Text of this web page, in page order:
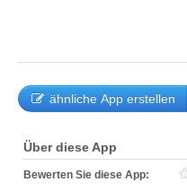
ähnliche App erstellen
Über diese App
Bewerten Sie diese App: